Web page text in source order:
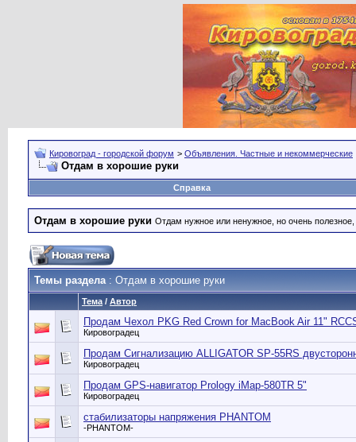
Кировоград - городской форум > Объявления. Частные и некоммерческие
Отдам в хорошие руки
Справка
Отдам в хорошие руки Отдам нужное или ненужное, но очень
Темы раздела: Отдам в хорошие руки
Тема / Автор
Продам Чехол PKG Red Crown for MacBook Air 11"
Кировоградец
Продам Сигнализацию ALLIGATOR SP-55RS
Кировоградец
Продам GPS-навигатор Prology iMap-580TR 5"
Кировоградец
стабилизаторы напряжения PHANTOM
-PHANTOM-